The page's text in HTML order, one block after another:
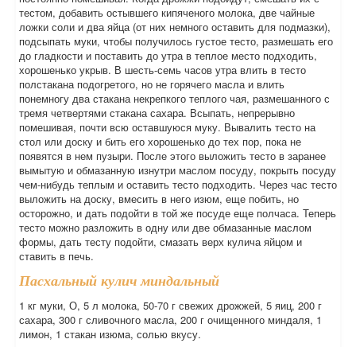
тестом, добавить остывшего кипяченого молока, две чайные
ложки соли и два яйца (от них немного оставить для подмазки),
подсыпать муки, чтобы получилось густое тесто, размешать его
до гладкости и поставить до утра в теплое место подходить,
хорошенько укрыв. В шесть-семь часов утра влить в тесто
полстакана подогретого, но не горячего масла и влить
понемногу два стакана некрепкого теплого чая, размешанного с
тремя четвертями стакана сахара. Всыпать, непрерывно
помешивая, почти всю оставшуюся муку. Вывалить тесто на
стол или доску и бить его хорошенько до тех пор, пока не
появятся в нем пузыри. После этого выложить тесто в заранее
вымытую и обмазанную изнутри маслом посуду, покрыть посуду
чем-нибудь теплым и оставить тесто подходить. Через час тесто
выложить на доску, вмесить в него изюм, еще побить, но
осторожно, и дать подойти в той же посуде еще полчаса. Теперь
тесто можно разложить в одну или две обмазанные маслом
формы, дать тесту подойти, смазать верх кулича яйцом и
ставить в печь.
Пасхальный кулич миндальный
1 кг муки, О, 5 л молока, 50-70 г свежих дрожжей, 5 яиц, 200 г
сахара, 300 г сливочного масла, 200 г очищенного миндаля, 1
лимон, 1 стакан изюма, солью вкусу.